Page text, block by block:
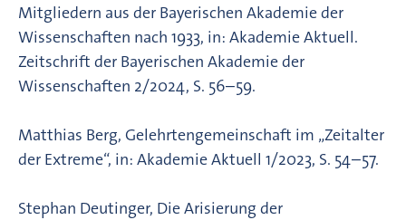
Mitgliedern aus der Bayerischen Akademie der
Wissenschaften nach 1933, in: Akademie Aktuell.
Zeitschrift der Bayerischen Akademie der
Wissenschaften 2/2024, S. 56–59.
Matthias Berg, Gelehrtengemeinschaft im „Zeitalter
der Extreme“, in: Akademie Aktuell 1/2023, S. 54–57.
Stephan Deutinger, Die Arisierung der